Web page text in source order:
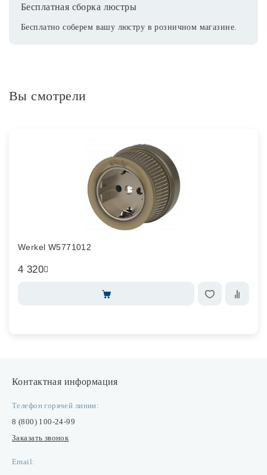
Бесплатная сборка люстры
Бесплатно соберем вашу люстру в розничном магазине.
Вы смотрели
Werkel W5771012
4 320
Контактная информация
Телефон горячей линии:
8 (800) 100-24-99
Заказать звонок
Email: